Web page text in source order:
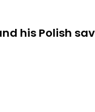
his Polish